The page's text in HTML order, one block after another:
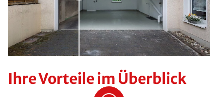
Ihre Vorteile im Überblick